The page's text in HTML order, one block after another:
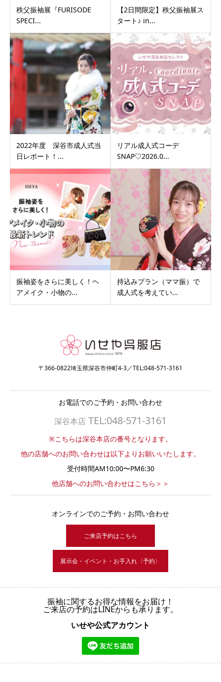
秩父振袖展『FURISODE
SPECI...
【2日間限定】秩父振袖展ス
タート♪ in...
2022年度 深谷市成人式当
日レポート！...
リアル成人式コーデ
SNAP♡2026.0...
振袖姿をさらに美しく！ヘ
アメイク・小物の...
持込みプラン（ママ振）で
成人式を考えてい...
〒366-0822埼玉県深谷市仲町4-3／TEL:048-571-3161
お電話でのご予約・お問い合わせ
深谷本店 TEL:048-571-3161
※こちらは深谷本店の番号となります。
他の店舗へのお問い合わせは以下よりお願いいたします。
受付時間AM10:00〜PM6:30
他店舗へのお問い合わせはこちら＞＞
オンラインでのご予約・お問い合わせ
ご来店予約はこちら
展示会・イベント・お手入れ〈予約〉
振袖に関するお得な情報をお届け！
ご来店の予約はLINEからも承ります。
いせや公式アカウント